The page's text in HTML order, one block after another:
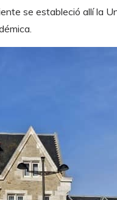
se estableció allí la